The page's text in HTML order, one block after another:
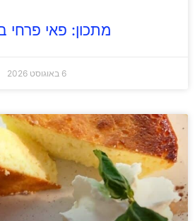
מתכון: פאי פרחי
6 באוגוסט 2026